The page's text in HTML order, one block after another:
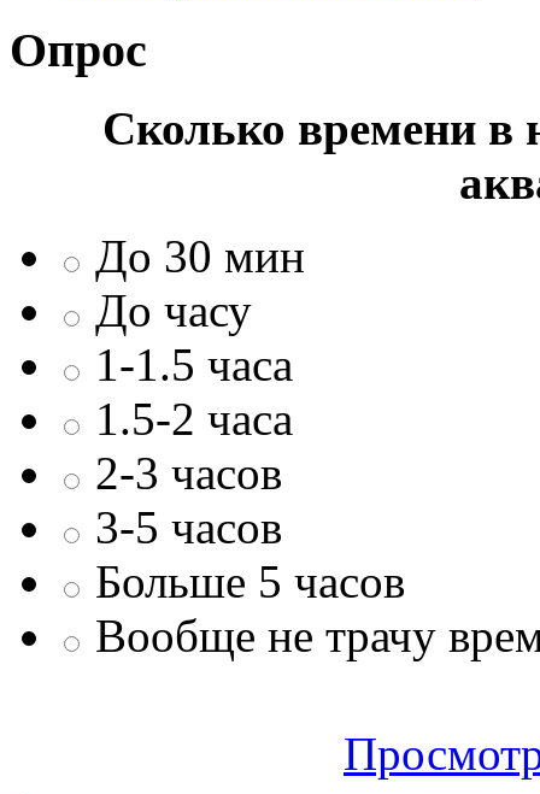
Опрос
Сколько времени в
До 30 мин
До часу
1-1.5 часа
1.5-2 часа
2-3 часов
3-5 часов
Больше 5 часов
Вообще не трачу